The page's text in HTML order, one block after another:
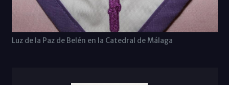
Luz de la Paz de Belén en la Catedral de Málaga